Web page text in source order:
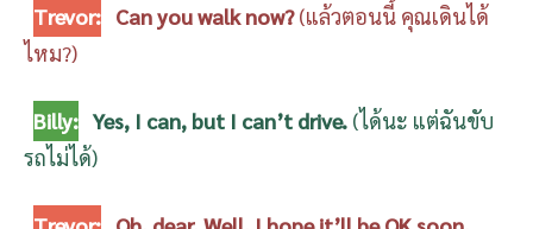
Trevor: Can you walk now?(แล้วตอนนี้ คุณเดินได้
ไหม?)
Billy: Yes, I can, but I can’t drive. (ได้นะ แต่ฉันขับ
รถไม่ได้)